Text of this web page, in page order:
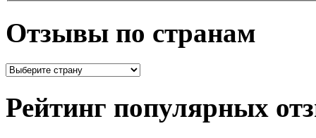
Отзывы по странам
Рейтинг популярных